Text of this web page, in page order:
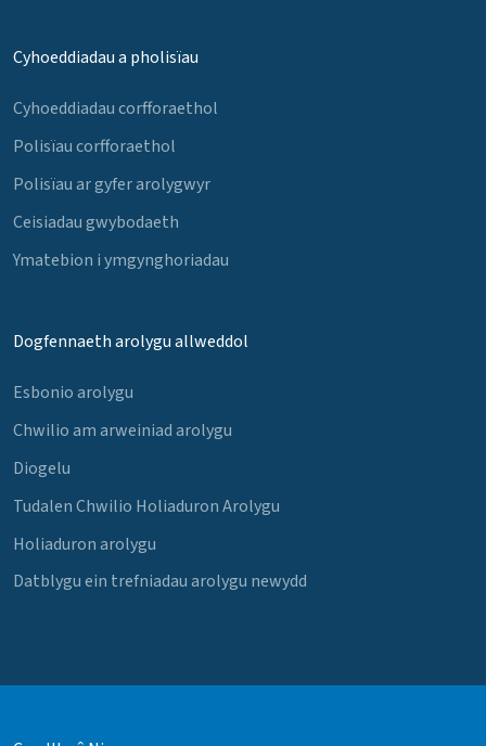
Cyhoeddiadau a pholisïau
Cyhoeddiadau corfforaethol
Polisïau corfforaethol
Polisïau ar gyfer arolygwyr
Ceisiadau gwybodaeth
Ymatebion i ymgynghoriadau
Dogfennaeth arolygu allweddol
Esbonio arolygu
Chwilio am arweiniad arolygu
Diogelu
Tudalen Chwilio Holiaduron Arolygu
Holiaduron arolygu
Datblygu ein trefniadau arolygu newydd